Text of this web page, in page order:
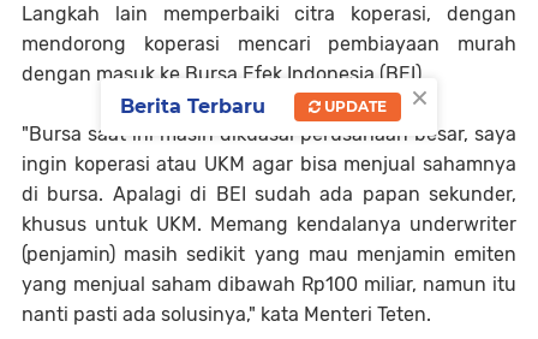
Langkah lain memperbaiki citra koperasi, dengan
mendorong koperasi mencari pembiayaan murah
dengan masuk ke Bursa Efek Indonesia (BEI).
"Bursa saat ini masih dikuasai perusahaan besar, saya
ingin koperasi atau UKM agar bisa menjual sahamnya
di bursa. Apalagi di BEI sudah ada papan sekunder,
khusus untuk UKM. Memang kendalanya underwriter
(penjamin) masih sedikit yang mau menjamin emiten
yang menjual saham dibawah Rp100 miliar, namun itu
nanti pasti ada solusinya," kata Menteri Teten.
×
Berita Terbaru UPDATE